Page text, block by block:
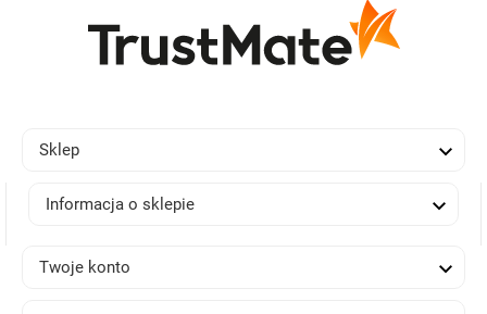
Sklep 
Informacja o sklepie 
Twoje konto 